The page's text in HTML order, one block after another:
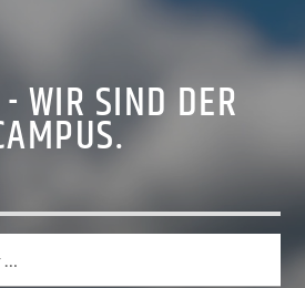
WIR SIND DER